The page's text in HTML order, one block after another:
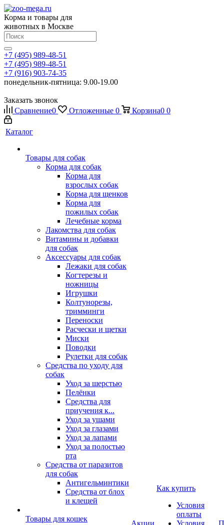
Корма и товары для
животных в Москве
+7 (495) 989-48-51
+7 (495) 989-48-51
+7 (916) 903-74-35
понедельник-пятница: 9.00-19.00
Заказать звонок
Сравнение0 Отложенные 0 Корзина0 0
Каталог
Товары для собак
Корма для собак
Корма для
взрослых собак
Корма для щенков
Корма для
пожилых собак
Лечебные корма
Лакомства для собак
Витамины и добавки
для собак
Аксессуары для собак
Лежаки для собак
Когтерезы и
ножницы
Игрушки
Колтунорезы,
тримминги
Переноски
Расчески и щетки
Миски
Поводки
Рулетки для собак
Средства по уходу для
собак
Уход за шерстью
Пелёнки
Средства для
приучения к...
Уход за ушами
Уход за глазами
Уход за лапами
Уход за полостью
рта
Средства от паразитов
для собак
Антигельминтики
Средства от блох
и клещей
Товары для кошек
Акции
Как купить
Условия
оплаты
Условия